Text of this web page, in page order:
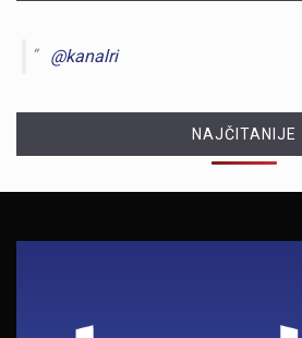
@kanalri
NAJČITANIJE